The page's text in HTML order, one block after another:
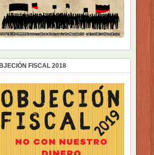
FISCAL 2018